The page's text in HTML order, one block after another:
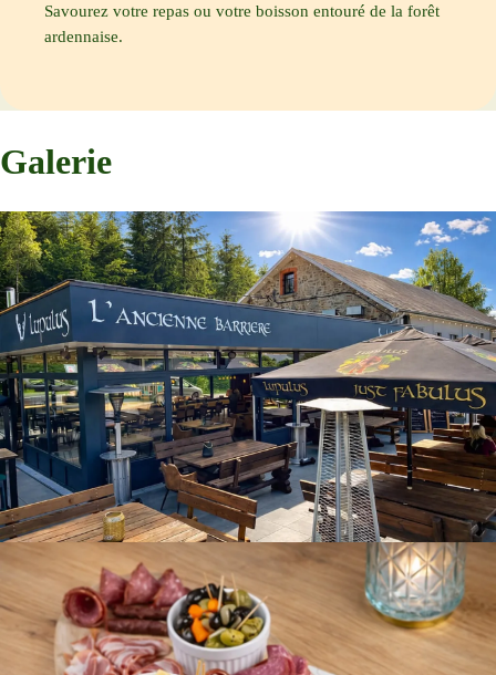
Savourez votre repas ou votre boisson entouré de la forêt
ardennaise.
Galerie